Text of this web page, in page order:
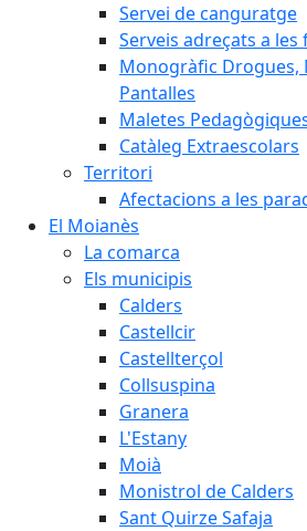
Servei de canguratge
Serveis adreçats a les
Monogràfic Drogues,
Pantalles
Maletes
Catàleg Extraescolars
Territori
Afectacions a les
El Moianès
La comarca
Els municipis
Calders
Castellcir
Castellterçol
Collsuspina
Granera
L'Estany
Moià
Monistrol de Calders
Sant Quirze Safaja